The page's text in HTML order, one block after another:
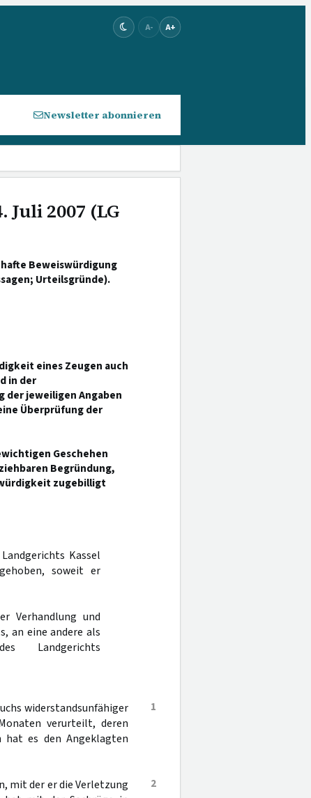
A- A+
Newsletter abonnieren
Juli 2007 (LG
Beweiswürdigung
Urteilsgründe).
eines Zeugen auch
in der
der jeweiligen Angaben
Überprüfung der
Geschehen
Begründung,
zugebilligt
Kassel
soweit er
Verhandlung und
an eine andere als
Landgerichts
1
widerstandsunfähiger
verurteilt, deren
hat es den Angeklagten
2
mit der er die Verletzung